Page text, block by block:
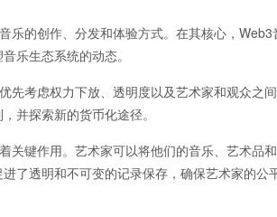
的创作、分发和体验方式。在其核心，
乐生态系统的动态。
考虑权力下放、透明度以及艺术家和观众之
并探索新的货币化途径。
键作用。艺术家可以将他们的音乐、艺术品
了透明和不可变的记录保存，确保艺术家的公